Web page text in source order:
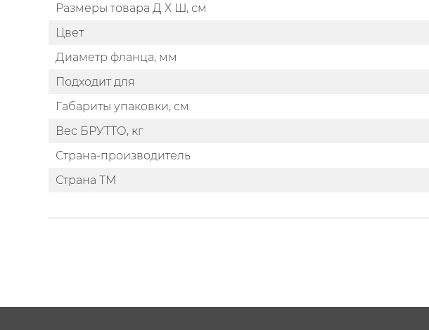
Размеры товара Д Х Ш, см
Цвет
Диаметр фланца, мм
Подходит для
Габариты упаковки, см
Вес БРУТТО, кг
Страна-производитель
Страна ТМ